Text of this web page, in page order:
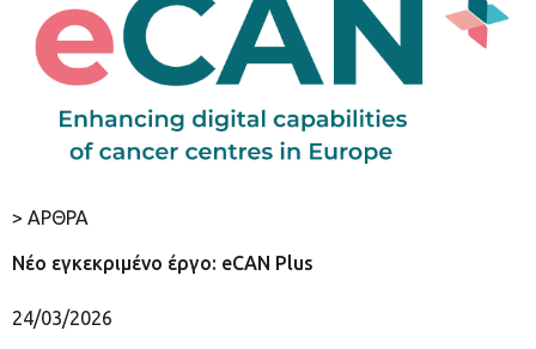
> ΑΡΘΡΑ
Νέο εγκεκριμένο έργο: eCAN Plus
24/03/2026